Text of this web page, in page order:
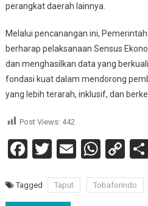
perangkat daerah lainnya.
Melalui pencanangan ini,
berharap pelaksanaan Sensus
dan menghasilkan data yang
fondasi kuat dalam mendorong
yang lebih terarah, inklusif, dan
Post Views: 442
Facebook
Twitter
Email
Tagged Taput Tobaforindo